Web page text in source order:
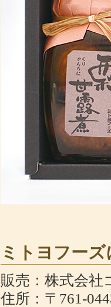
ミトヨフー
販売：株式会社
住所：〒761-